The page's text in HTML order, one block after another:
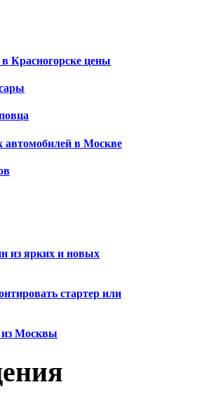
Красногорске цены
в Москве
из ярких и новых
стартер или
Москвы